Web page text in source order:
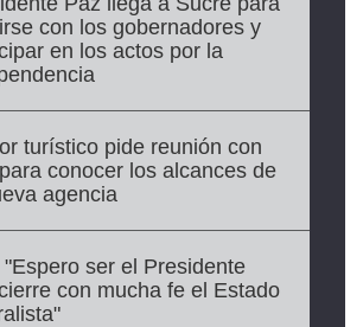
con los gobernadores y
en los actos por la
turístico pide reunión con
conocer los alcances de
agencia
"Espero ser el Presidente
con mucha fe el Estado